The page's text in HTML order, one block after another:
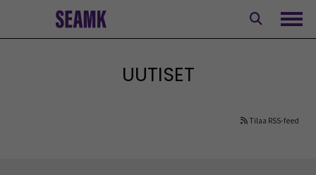
UUTISET
Tilaa RSS-feed